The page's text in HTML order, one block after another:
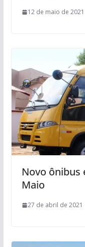
12 de maio de 2021
Novo ônibus
Maio
27 de abril de 2021